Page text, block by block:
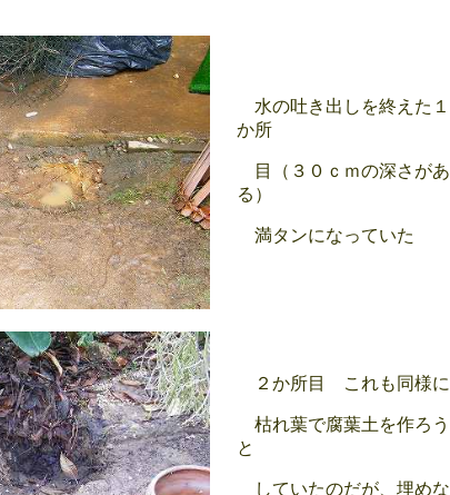
水の吐き出しを終えた１
か所
目（３０ｃｍの深さがあ
る）
満タンになっていた
２か所目 これも同様に
枯れ葉で腐葉土を作ろう
と
していたのだが、埋めな